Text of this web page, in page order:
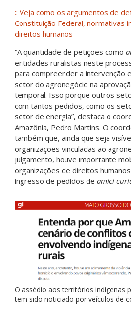
:: Veja como os argumentos de
Constituição Federal, normativas
direitos humanos
“A quantidade de petições como
entidades ruralistas neste
para compreender a intervenção
setor do agronegócio na
temporal. Isso porque outros
com tantos pedidos, como os
setor de energia”, destaca o
Amazônia, Pedro Martins. O
também que, ainda que seja
organizações vinculadas ao
julgamento, houve importante
organizações de direitos
ingresso de pedidos de amici
O assédio aos territórios indígenas
tem sido noticiado por veículos de